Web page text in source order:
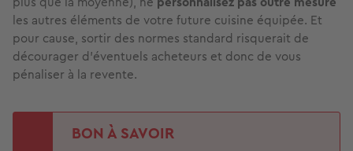
les autres éléments de votre future cuisine équipée. Et
pour cause, sortir des normes standard risquerait de
décourager d’éventuels acheteurs et donc de vous
pénaliser à la revente.
BON À SAVOIR